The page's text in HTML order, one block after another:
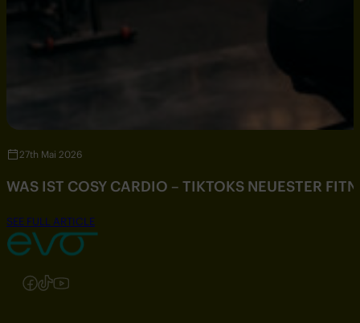
27th Mai 2026
WAS IST COSY CARDIO – TIKTOKS NEUESTER
SEE FULL ARTICLE
Folgen Sie uns auf Instagram
Folgen Sie uns auf Facebook
Folgen Sie uns auf TikTok
Folgen Sie uns auf YouTube